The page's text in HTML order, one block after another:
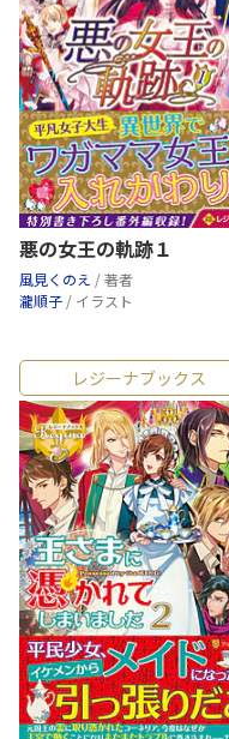
悪の女王の軌跡１
風見くのえ / 著者
瀧順子 / イラスト
レジーナブックス